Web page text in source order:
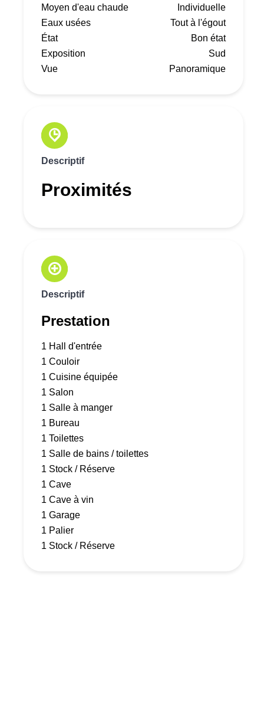
Moyen d'eau chaude
Individuelle
Eaux usées
Tout à l'égout
État
Bon état
Exposition
Sud
Vue
Panoramique
Descriptif
Proximités
Descriptif
Prestation
1 Hall d'entrée
1 Couloir
1 Cuisine équipée
1 Salon
1 Salle à manger
1 Bureau
1 Toilettes
1 Salle de bains / toilettes
1 Stock / Réserve
1 Cave
1 Cave à vin
1 Garage
1 Palier
1 Stock / Réserve